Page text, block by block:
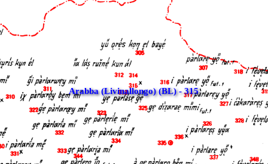
Arabba (Livinallongo) (BL) - 315